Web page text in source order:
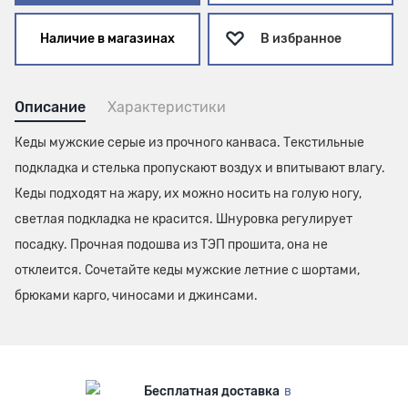
Наличие в магазинах В избранное
Описание Характеристики
Кеды мужские серые из прочного канваса. Текстильные
подкладка и стелька пропускают воздух и впитывают влагу.
Кеды подходят на жару, их можно носить на голую ногу,
светлая подкладка не красится. Шнуровка регулирует
посадку. Прочная подошва из ТЭП прошита, она не
отклеится. Сочетайте кеды мужские летние с шортами,
брюками карго, чиносами и джинсами.
Бесплатная доставка в